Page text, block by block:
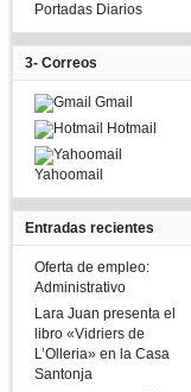
Portadas Diarios
3- Correos
Gmail
Hotmail
Yahoomail
Entradas recientes
Oferta de empleo:
Administrativo
Lara Juan presenta el
libro «Vidriers de
L’Olleria» en la Casa
Santonja